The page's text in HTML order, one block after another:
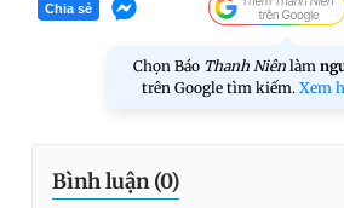
Chia sẻ
Chọn Báo Thanh Niên làm
trên Google tìm kiếm. Xem
Bình luận (0)